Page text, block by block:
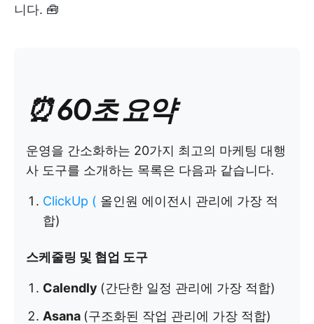
니다. 🧰
⏰ 60초 요약
운영을 간소화하는 20가지 최고의 마케팅 대행
사 도구를 소개하는 목록은 다음과 같습니다.
ClickUp ( 올인원 에이전시 관리에 가장 적
합)
스케줄링 및 협업 도구
Calendly (간단한 일정 관리에 가장 적합)
Asana (구조화된 작업 관리에 가장 적합)